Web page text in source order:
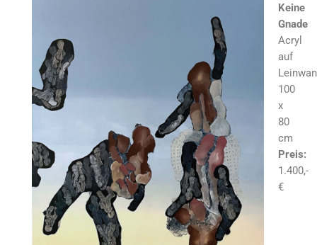
Keine
Gnade
Acryl
auf
100
x
80
cm
Preis:
1.400,-
€